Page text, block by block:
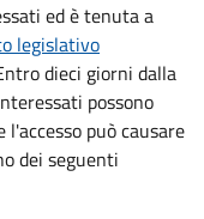
ed è tenuta a
legislativo
dieci giorni dalla
possono
può causare
dei seguenti